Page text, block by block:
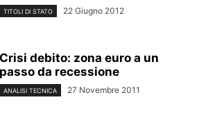
TITOLI DI STATO 22 Giugno 2012
Crisi debito: zona euro a un
passo da recessione
ANALISI TECNICA 27 Novembre 2011